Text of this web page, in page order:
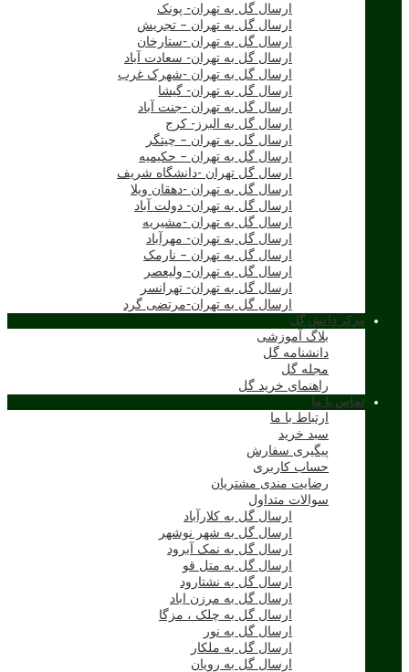
ارسال گل به تهران- پونک
ارسال گل به تهران – تجریش
ارسال گل به تهران -ستارخان
ارسال گل به تهران- سعادت آباد
ارسال گل به تهران -شهرک غرب
ارسال گل به تهران- گیشا
ارسال گل به تهران -جنت آباد
ارسال گل به البرز- کرج
ارسال گل به تهران – چیتگر
ارسال گل به تهران – حکیمیه
ارسال گل تهران -دانشگاه شریف
ارسال گل به تهران -دهقان ویلا
ارسال گل به تهران- دولت آباد
ارسال گل به تهران -مشیریه
ارسال گل به تهران- مهرآباد
ارسال گل به تهران – نارمک
ارسال گل به تهران- ولیعصر
ارسال گل به تهران- تهرانسر
ارسال گل به تهران-مرتضی گرد
مرکز دانش گل
بلاگ آموزشی
دانشنامه گل
مجله گل
راهنمای خرید گل
تماس با ما
ارتباط با ما
سبد خرید
پیگیری سفارش
حساب کاربری
رضایت مندی مشتریان
سوالات متداول
ارسال گل به کلارآباد
ارسال گل به شهر نوشهر
ارسال گل به نمک آبرود
ارسال گل به متل قو
ارسال گل به نشتارود
ارسال گل به مرزن اباد
ارسال گل به چلک ، مزگا
ارسال گل به نور
ارسال گل به ملکار
ارسال گل به رویان